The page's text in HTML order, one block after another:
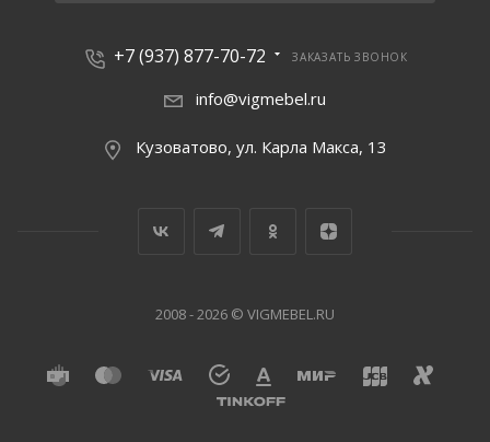
+7 (937) 877-70-72 ЗАКАЗАТЬ ЗВОНОК
info@vigmebel.ru
Кузоватово, ул. Карла Макса, 13
2008 - 2026 © VIGMEBEL.RU